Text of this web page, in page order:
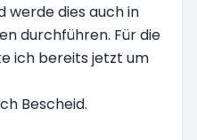
werde dies auch in
durchführen. Für die
ich bereits jetzt um
Bescheid.